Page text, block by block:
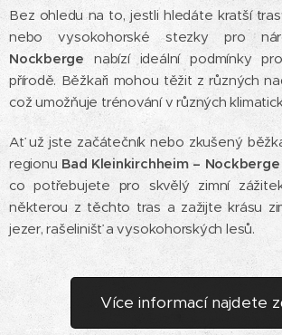
Bez ohledu na to, jestli hledáte kratší
nebo vysokohorské stezky pro
Nockberge nabízí ideální podmínky
přírodě. Běžkaři mohou těžit z různých
což umožňuje trénování v různých
Ať už jste začátečník nebo zkušený
regionu Bad Kleinkirchheim – Nockberge
co potřebujete pro skvělý zimní
některou z těchto tras a zažijte krásu
jezer, rašelinišť a vysokohorských lesů.
Více informací najdete